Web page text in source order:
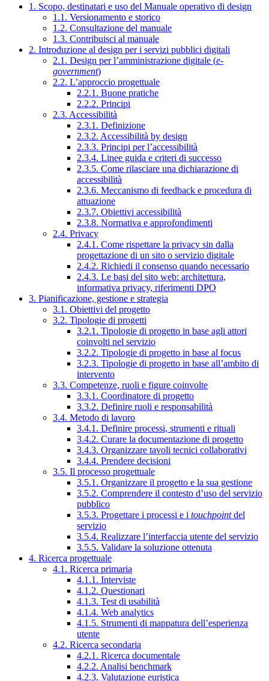
1. Scopo, destinatari e uso del Manuale operativo di design
1.1. Versionamento e storico
1.2. Consultazione del manuale
1.3. Contribuisci al manuale
2. Introduzione al design per i servizi pubblici digitali
2.1. Design per l’amministrazione digitale (e-
government)
2.2. L’approccio progettuale
2.2.1. Buone pratiche
2.2.2. Principi
2.3. Accessibilità
2.3.1. Definizione
2.3.2. Accessibilità by design
2.3.3. Principi per l’accessibilità
2.3.4. Linee guida e criteri di successo
2.3.5. Come rilasciare una dichiarazione di
accessibilità
2.3.6. Meccanismo di feedback e procedura di
attuazione
2.3.7. Obiettivi accessibilità
2.3.8. Normativa e approfondimenti
2.4. Privacy
2.4.1. Come rispettare la privacy sin dalla
progettazione di un sito o servizio digitale
2.4.2. Richiedi il consenso quando necessario
2.4.3. Le basi del sito web: architettura,
informativa privacy, riferimenti DPO
3. Pianificazione, gestione e strategia
3.1. Obiettivi del progetto
3.2. Tipologie di progetti
3.2.1. Tipologie di progetto in base agli attori
coinvolti nel servizio
3.2.2. Tipologie di progetto in base al focus
3.2.3. Tipologie di progetto in base all’ambito di
intervento
3.3. Competenze, ruoli e figure coinvolte
3.3.1. Coordinatore di progetto
3.3.2. Definire ruoli e responsabilità
3.4. Metodo di lavoro
3.4.1. Definire processi, strumenti e rituali
3.4.2. Curare la documentazione di progetto
3.4.3. Organizzare tavoli tecnici collaborativi
3.4.4. Prendere decisioni
3.5. Il processo progettuale
3.5.1. Organizzare il progetto e la sua gestione
3.5.2. Comprendere il contesto d’uso del servizio
pubblico
3.5.3. Progettare i processi e i touchpointdel
servizio
3.5.4. Realizzare l’interfaccia utente del servizio
3.5.5. Validare la soluzione ottenuta
4. Ricerca progettuale
4.1. Ricerca primaria
4.1.1. Interviste
4.1.2. Questionari
4.1.3. Test di usabilità
4.1.4. Web analytics
4.1.5. Strumenti di mappatura dell’esperienza
utente
4.2. Ricerca secondaria
4.2.1. Ricerca documentale
4.2.2. Analisi benchmark
4.2.3. Valutazione euristica